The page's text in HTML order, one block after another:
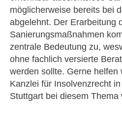
möglicherweise bereits bei
abgelehnt. Der Erarbeitung
Sanierungsmaßnahmen
zentrale Bedeutung zu,
ohne fachlich versierte
werden sollte. Gerne helfen
Kanzlei für Insolvenzrecht
Stuttgart bei diesem Thema